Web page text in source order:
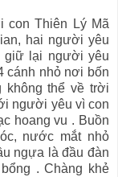
con Thiên Lý Mã
hai người yêu
giữ lại người yêu
cánh nhỏ nơi bốn
không thể về trời
người yêu vì con
hoang vu . Buồn
nước mắt nhỏ
ngựa là đầu đàn
. Chàng khẻ